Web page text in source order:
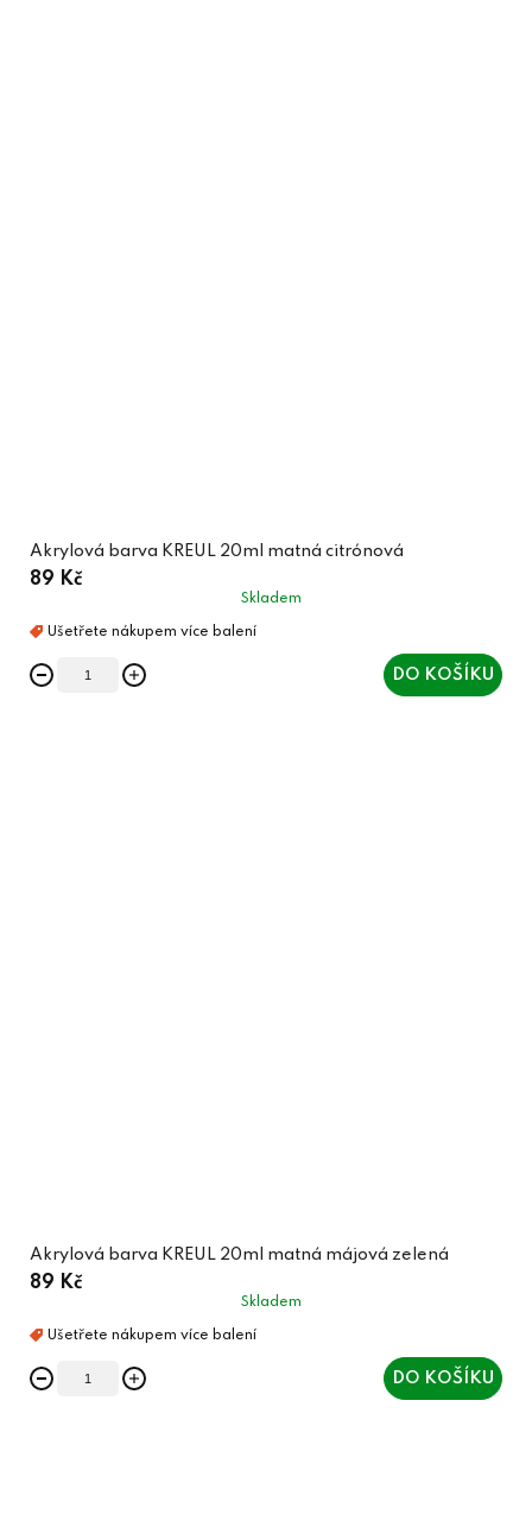
Akrylová barva KREUL 20ml matná citrónová
89 Kč
Skladem
DO KOŠÍKU
Akrylová barva KREUL 20ml matná májová zelená
89 Kč
Skladem
DO KOŠÍKU